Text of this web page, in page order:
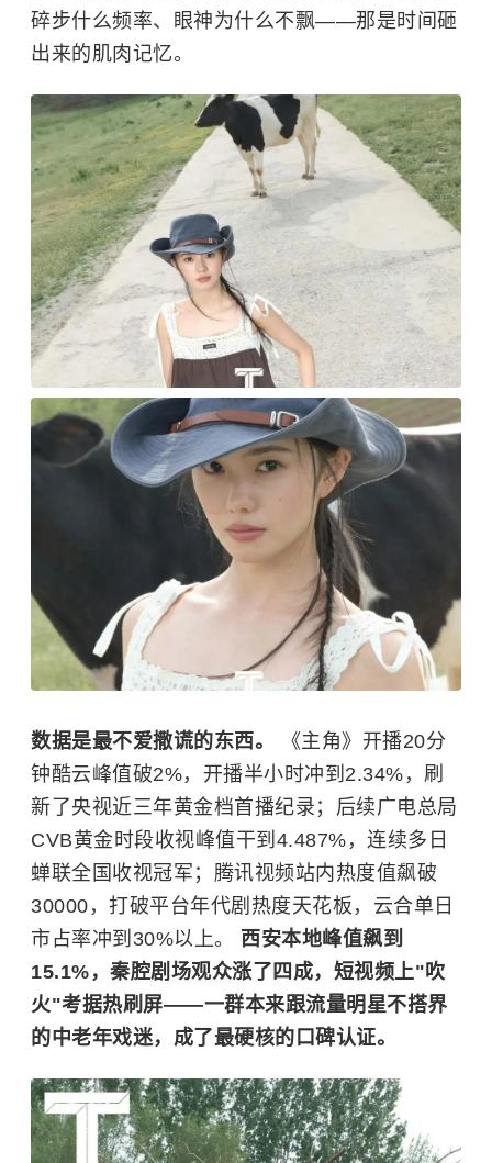
碎步什么频率、眼神为什么不飘——那是时间砸
出来的肌肉记忆。
数据是最不爱撒谎的东西。
《主角》开播20分
钟酷云峰值破2%，开播半小时冲到2.34%，刷
新了央视近三年黄金档首播纪录；后续广电总局
CVB黄金时段收视峰值干到4.487%，连续多日
蝉联全国收视冠军；腾讯视频站内热度值飙破
30000，打破平台年代剧热度天花板，云合单日
市占率冲到30%以上。 西安本地峰值飙到
15.1%，秦腔剧场观众涨了四成，短视频上"吹
火"考据热刷屏——一群本来跟流量明星不搭界
的中老年戏迷，成了最硬核的口碑认证。